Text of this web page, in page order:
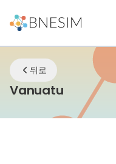
뒤로
VanuatueSIM |